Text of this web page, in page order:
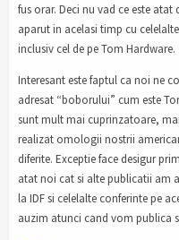
fus orar. Deci nu vad ce este
aparut in acelasi timp cu
inclusiv cel de pe Tom Hardware.
Interesant este faptul ca noi ne
adresat “boborului” cum este
sunt mult mai cuprinzatoare,
realizat omologii nostrii
diferite. Exceptie face desigur
atat noi cat si alte publicatii am
la IDF si celelalte conferinte pe
auzim atunci cand vom publica